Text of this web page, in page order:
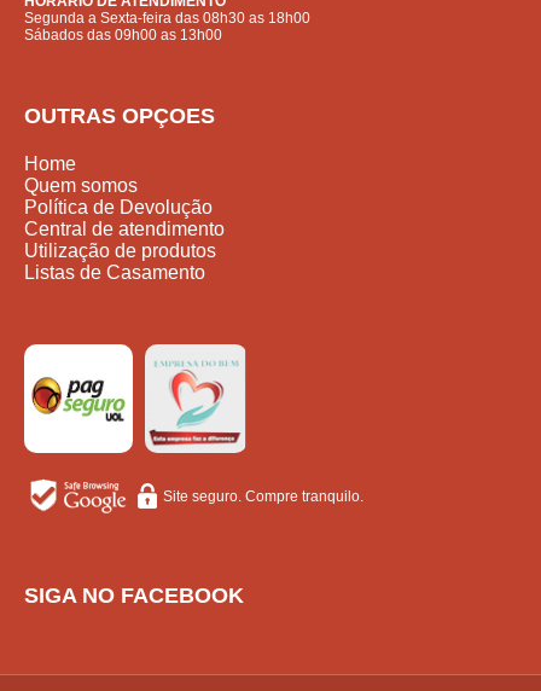
Segunda a Sexta-feira das 08h30 as 18h00
Sábados das 09h00 as 13h00
OUTRAS OPÇOES
Home
Quem somos
Política de Devolução
Central de atendimento
Utilização de produtos
Listas de Casamento
Site seguro. Compre tranquilo.
SIGA NO FACEBOOK